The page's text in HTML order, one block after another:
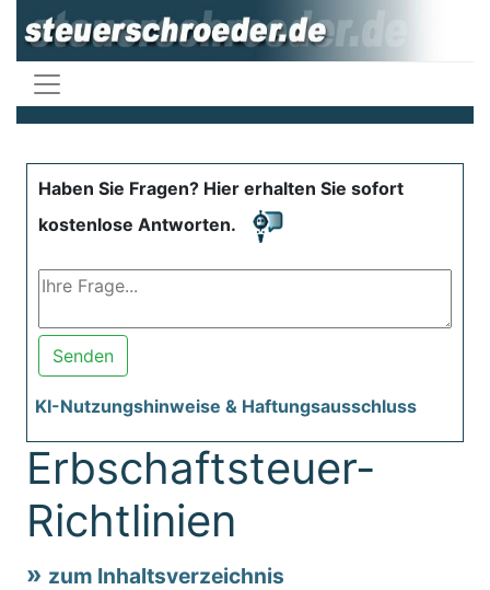
Haben Sie Fragen? Hier erhalten Sie sofort
kostenlose Antworten.
Senden
KI-Nutzungshinweise & Haftungsausschluss
Erbschaftsteuer-
Richtlinien
zum Inhaltsverzeichnis